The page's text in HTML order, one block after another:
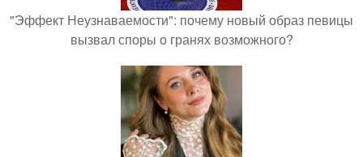
"Эффект Неузнаваемости": почему новый образ певицы
вызвал споры о гранях возможного?